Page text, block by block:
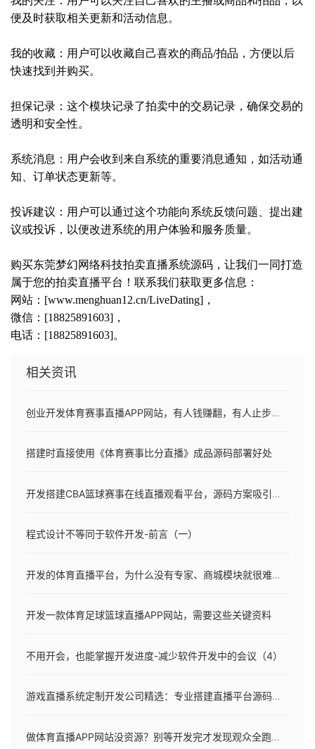
便及时获取相关更新和活动信息。
我的收藏：用户可以收藏自己喜欢的商品/拍品，方便以后
快速找到并购买。
担保记录：这个模块记录了拍卖中的交易记录，确保交易的
透明和安全性。
系统消息：用户会收到来自系统的重要消息通知，如活动通
知、订单状态更新等。
投诉建议：用户可以通过这个功能向系统反馈问题、提出建
议或投诉，以便改进系统的用户体验和服务质量。
购买东莞梦幻网络科技拍卖直播系统源码，让我们一同打造
属于您的拍卖直播平台！联系我们获取更多信息：
网站：[www.menghuan12.cn/LiveDating]，
微信：[18825891603]，
电话：[18825891603]。
相关资讯
创业开发体育赛事直播APP网站，有人钱赚翻，有人止步不前
搭建时直接使用《体育赛事比分直播》成品源码部署好处
开发搭建CBA篮球赛事在线直播观看平台，源码方案吸引更多流量和提高用户黏性
程式设计不等同于软件开发-前言（一）
开发的体育直播平台，为什么没有专家、商城模块就很难赚钱？
开发一款体育足球篮球直播APP网站，需要这些关键资料
不用开会，也能掌握开发进度-减少软件开发中的会议（4）
游戏直播系统定制开发公司精选：专业搭建直播平台源码，一对一开发服务
做体育直播APP网站没资源？别等开发完才发现观众全跑了！